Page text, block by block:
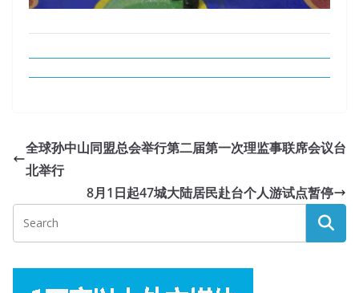
全球孙中山同盟总会举行第二届第一次理监事联席会议台
北举行
8月1日起47城大陆居民赴台个人游试点暂停